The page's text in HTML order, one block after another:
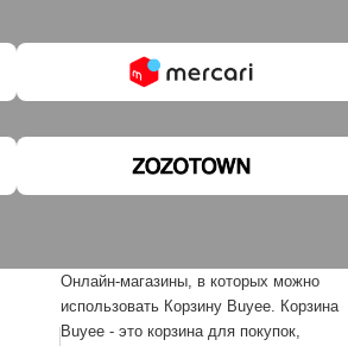
Онлайн-магазины, в которых можно
использовать Корзину Buyee. Корзина
Buyee - это корзина для покупок,